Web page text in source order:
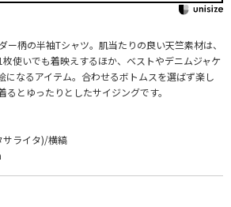
ー柄の半袖Tシャツ。肌当たりの良い天竺素材は、
使いでも着映えするほか、ベストやデニムジャケ
になるアイテム。合わせるボトムスを選ばず楽し
るとゆったりとしたサイジングです。
サライタ)/横縞